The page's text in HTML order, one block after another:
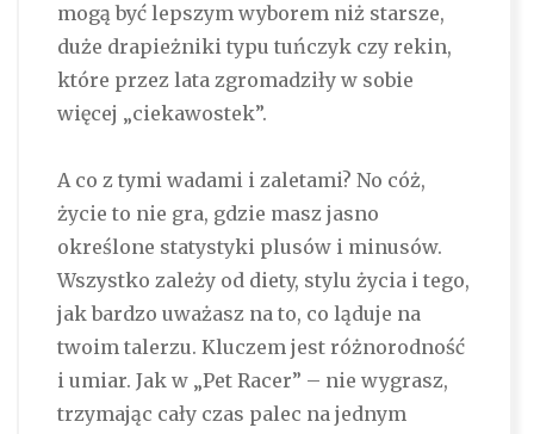
mogą być lepszym wyborem niż starsze,
duże drapieżniki typu tuńczyk czy rekin,
które przez lata zgromadziły w sobie
więcej „ciekawostek”.
A co z tymi wadami i zaletami? No cóż,
życie to nie gra, gdzie masz jasno
określone statystyki plusów i minusów.
Wszystko zależy od diety, stylu życia i tego,
jak bardzo uważasz na to, co ląduje na
twoim talerzu. Kluczem jest różnorodność
i umiar. Jak w „Pet Racer” – nie wygrasz,
trzymając cały czas palec na jednym